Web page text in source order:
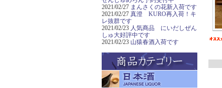
2021/02/27 まんさくの花新入荷です
2021/02/27 真澄 KURO再入荷！キ
レ抜群です
2021/02/23 人気商品 にいだしぜん
しゅ大好評中です
2021/02/23 山猿春酒入荷です